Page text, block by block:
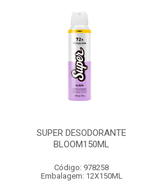
SUPER DESODORANTE
BLOOM150ML
Código: 978258
Embalagem: 12X150ML